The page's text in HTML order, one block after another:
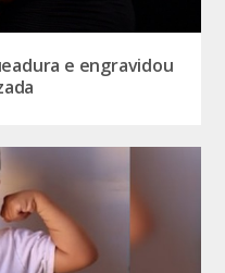
e engravidou